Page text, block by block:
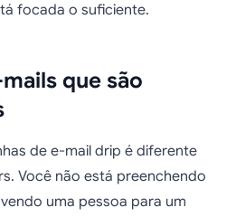
focada o suficiente.
que são
de e-mail drip é diferente
Você não está preenchendo
uma pessoa para um